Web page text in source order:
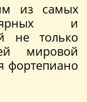
из самых
и
не только
мировой
фортепиано